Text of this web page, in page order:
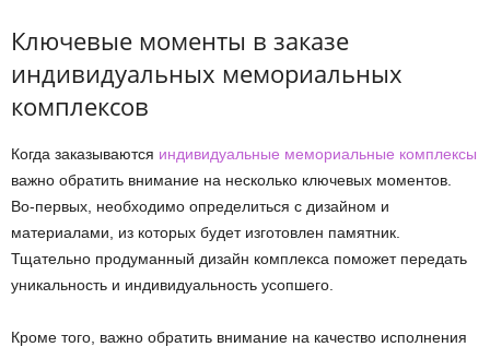
Ключевые моменты в заказе
индивидуальных мемориальных
комплексов
Когда заказываются индивидуальные мемориальные комплексы
важно обратить внимание на несколько ключевых моментов.
Во-первых, необходимо определиться с дизайном и
материалами, из которых будет изготовлен памятник.
Тщательно продуманный дизайн комплекса поможет передать
уникальность и индивидуальность усопшего.
Кроме того, важно обратить внимание на качество исполнения